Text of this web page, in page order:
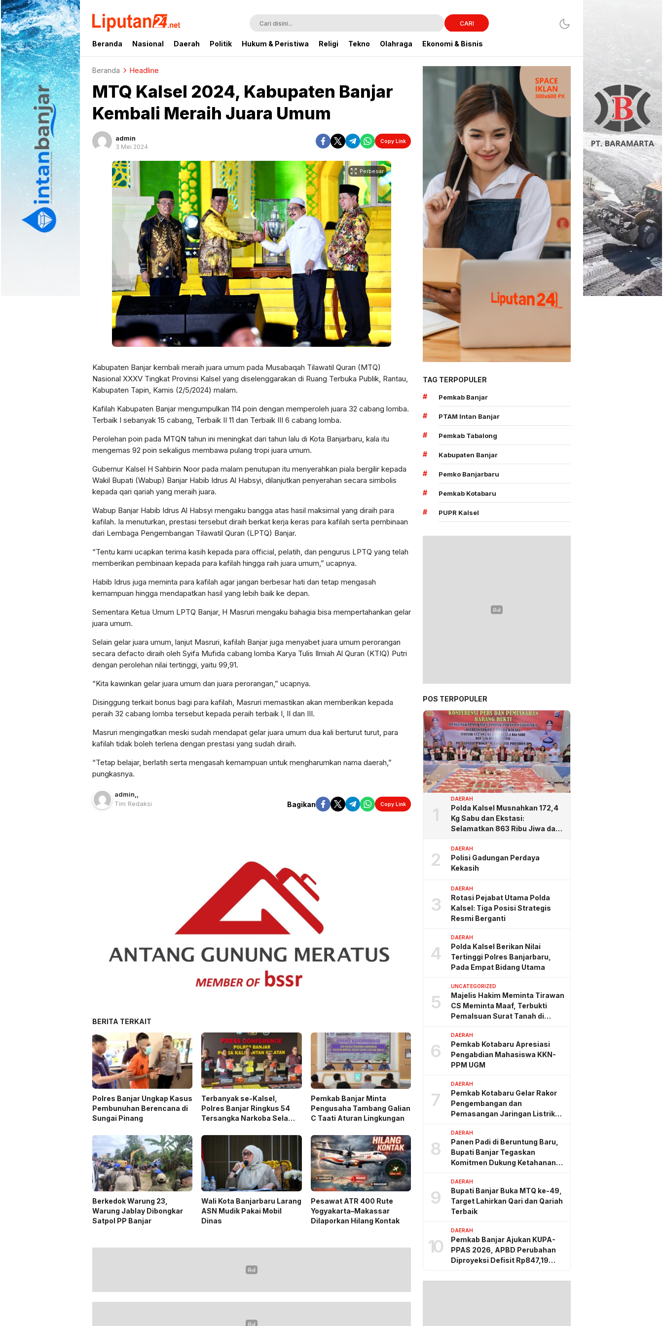
liputan24.net
CARI
Beranda Nasional Daerah Politik Hukum & Peristiwa Religi Tekno Olahraga Ekonomi & Bisnis
Beranda Headline
MTQ Kalsel 2024, Kabupaten Banjar
Kembali Meraih Juara Umum
admin
3 Mei 2024
Copy Link
Perbesar
Kabupaten Banjar kembali meraih juara umum pada Musabaqah Tilawatil Quran (MTQ)
Nasional XXXV Tingkat Provinsi Kalsel yang diselenggarakan di Ruang Terbuka Publik, Rantau,
Kabupaten Tapin, Kamis (2/5/2024) malam.
Kafilah Kabupaten Banjar mengumpulkan 114 poin dengan memperoleh juara 32 cabang lomba.
Terbaik I sebanyak 15 cabang, Terbaik II 11 dan Terbaik III 6 cabang lomba.
Perolehan poin pada MTQN tahun ini meningkat dari tahun lalu di Kota Banjarbaru, kala itu
mengemas 92 poin sekaligus membawa pulang tropi juara umum.
Gubernur Kalsel H Sahbirin Noor pada malam penutupan itu menyerahkan piala bergilir kepada
Wakil Bupati (Wabup) Banjar Habib Idrus Al Habsyi, dilanjutkan penyerahan secara simbolis
kepada qari qariah yang meraih juara.
Wabup Banjar Habib Idrus Al Habsyi mengaku bangga atas hasil maksimal yang diraih para
kafilah. Ia menuturkan, prestasi tersebut diraih berkat kerja keras para kafilah serta pembinaan
dari Lembaga Pengembangan Tilawatil Quran (LPTQ) Banjar.
“Tentu kami ucapkan terima kasih kepada para official, pelatih, dan pengurus LPTQ yang telah
memberikan pembinaan kepada para kafilah hingga raih juara umum,” ucapnya.
Habib Idrus juga meminta para kafilah agar jangan berbesar hati dan tetap mengasah
kemampuan hingga mendapatkan hasil yang lebih baik ke depan.
Sementara Ketua Umum LPTQ Banjar, H Masruri mengaku bahagia bisa mempertahankan gelar
juara umum.
Selain gelar juara umum, lanjut Masruri, kafilah Banjar juga menyabet juara umum perorangan
secara defacto diraih oleh Syifa Mufida cabang lomba Karya Tulis Ilmiah Al Quran (KTIQ) Putri
dengan perolehan nilai tertinggi, yaitu 99,91.
“Kita kawinkan gelar juara umum dan juara perorangan,” ucapnya.
Disinggung terkait bonus bagi para kafilah, Masruri memastikan akan memberikan kepada
peraih 32 cabang lomba tersebut kepada peraih terbaik I, II dan III.
Masruri mengingatkan meski sudah mendapat gelar juara umum dua kali berturut turut, para
kafilah tidak boleh terlena dengan prestasi yang sudah diraih.
“Tetap belajar, berlatih serta mengasah kemampuan untuk mengharumkan nama daerah,”
pungkasnya.
admin,,
Tim Redaksi
Bagikan Copy Link
BERITA TERKAIT
Polres Banjar Ungkap Kasus
Pembunuhan Berencana di
Sungai Pinang
Terbanyak se-Kalsel,
Polres Banjar Ringkus 54
Tersangka Narkoba Selama
Pemkab Banjar Minta
Pengusaha Tambang Galian
C Taati Aturan Lingkungan
Berkedok Warung 23,
Warung Jablay Dibongkar
Satpol PP Banjar
Wali Kota Banjarbaru Larang
ASN Mudik Pakai Mobil
Dinas
Pesawat ATR 400 Rute
Yogyakarta–Makassar
Dilaporkan Hilang Kontak
TAG TERPOPULER
#
Pemkab Banjar
# PTAM Intan Banjar
# Pemkab Tabalong
# Kabupaten Banjar
# Pemko Banjarbaru
# Pemkab Kotabaru
# PUPR Kalsel
POS TERPOPULER
1
DAERAH
Polda Kalsel Musnahkan 172,4
Kg Sabu dan Ekstasi:
Selamatkan 863 Ribu Jiwa dan
Triliun
2
DAERAH
Polisi Gadungan Perdaya
Kekasih
3
DAERAH
Rotasi Pejabat Utama Polda
Kalsel: Tiga Posisi Strategis
Resmi Berganti
4
DAERAH
Polda Kalsel Berikan Nilai
Tertinggi Polres Banjarbaru,
Pada Empat Bidang Utama
5
UNCATEGORIZED
Majelis Hakim Meminta Tirawan
CS Meminta Maaf, Terbukti
Pemalsuan Surat Tanah di
6
DAERAH
Pemkab Kotabaru Apresiasi
Pengabdian Mahasiswa KKN-
PPM UGM
7
DAERAH
Pemkab Kotabaru Gelar Rakor
Pengembangan dan
Pemasangan Jaringan Listrik
8
DAERAH
Panen Padi di Beruntung Baru,
Bupati Banjar Tegaskan
Komitmen Dukung Ketahanan
9
DAERAH
Bupati Banjar Buka MTQ ke-49,
Target Lahirkan Qari dan Qariah
Terbaik
10
DAERAH
Pemkab Banjar Ajukan KUPA-
PPAS 2026, APBD Perubahan
Diproyeksi Defisit Rp847,19